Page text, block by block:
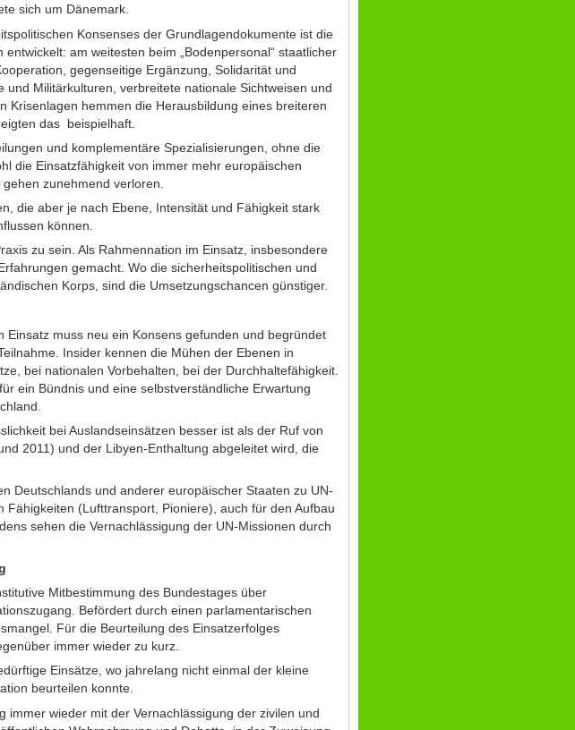
sich um Dänemark.
Konsenses der Grundlagendokumente ist die
am weitesten beim „Bodenpersonal“ staatlicher
gegenseitige Ergänzung, Solidarität und
Militärkulturen, verbreitete nationale Sichtweisen und
Krisenlagen hemmen die Herausbildung eines breiteren
das beispielhaft.
und komplementäre Spezialisierungen, ohne die
die Einsatzfähigkeit von immer mehr europäischen
zunehmend verloren.
die aber je nach Ebene, Intensität und Fähigkeit stark
können.
zu sein. Als Rahmennation im Einsatz, insbesondere
gemacht. Wo die sicherheitspolitischen und
Korps, sind die Umsetzungschancen günstiger.
muss neu ein Konsens gefunden und begründet
Insider kennen die Mühen der Ebenen in
bei nationalen Vorbehalten, bei der Durchhaltefähigkeit.
ein Bündnis und eine selbstverständliche Erwartung
bei Auslandseinsätzen besser ist als der Ruf von
2011) und der Libyen-Enthaltung abgeleitet wird, die
Deutschlands und anderer europäischer Staaten zu UN-
(Lufttransport, Pioniere), auch für den Aufbau
sehen die Vernachlässigung der UN-Missionen durch
Mitbestimmung des Bundestages über
Befördert durch einen parlamentarischen
Für die Beurteilung des Einsatzerfolges
immer wieder zu kurz.
Einsätze, wo jahrelang nicht einmal der kleine
beurteilen konnte.
immer wieder mit der Vernachlässigung der zivilen und